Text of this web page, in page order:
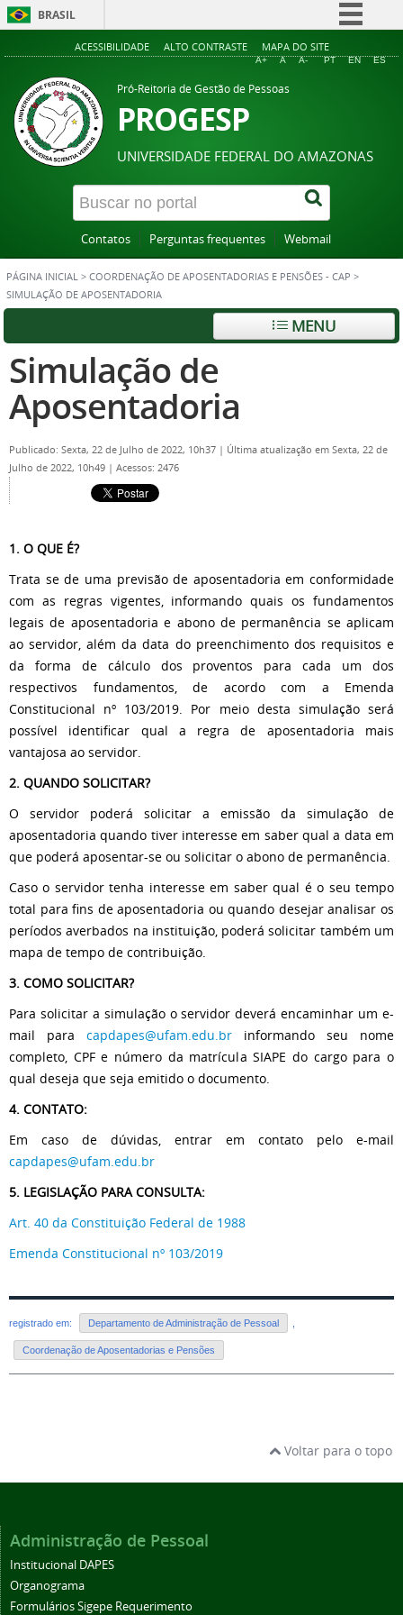
BRASIL
Simplifique!
Acesso à informação
Legislação
Canais
ACESSIBILIDADE ALTO CONTRASTE MAPA DO SITE
A+ A A- PT EN ES
Pró-Reitoria de Gestão de Pessoas
PROGESP
UNIVERSIDADE FEDERAL DO AMAZONAS
Contatos Perguntas frequentes Webmail
PÁGINA INICIAL > COORDENAÇÃO DE APOSENTADORIAS E PENSÕES - CAP >
SIMULAÇÃO DE APOSENTADORIA
MENU
Simulação de
Aposentadoria
Publicado: Sexta, 22 de Julho de 2022, 10h37 | Última atualização em Sexta, 22 de
Julho de 2022, 10h49 | Acessos: 2476
1. O QUE É?
Trata se de uma previsão de aposentadoria em conformidade
com as regras vigentes, informando quais os fundamentos
legais de aposentadoria e abono de permanência se aplicam
ao servidor, além da data do preenchimento dos requisitos e
da forma de cálculo dos proventos para cada um dos
respectivos fundamentos, de acordo com a Emenda
Constitucional nº 103/2019. Por meio desta simulação será
possível identificar qual a regra de aposentadoria mais
vantajosa ao servidor.
2. QUANDO SOLICITAR?
O servidor poderá solicitar a emissão da simulação de
aposentadoria quando tiver interesse em saber qual a data em
que poderá aposentar-se ou solicitar o abono de permanência.
Caso o servidor tenha interesse em saber qual é o seu tempo
total para fins de aposentadoria ou quando desejar analisar os
períodos averbados na instituição, poderá solicitar também um
mapa de tempo de contribuição.
3. COMO SOLICITAR?
Para solicitar a simulação o servidor deverá encaminhar um e-
mail para capdapes@ufam.edu.br informando seu nome
completo, CPF e número da matrícula SIAPE do cargo para o
qual deseja que seja emitido o documento.
4. CONTATO:
Em caso de dúvidas, entrar em contato pelo e-mail
capdapes@ufam.edu.br
5. LEGISLAÇÃO PARA CONSULTA:
Art. 40 da Constituição Federal de 1988
Emenda Constitucional nº 103/2019
registrado em: Departamento de Administração de Pessoal
Coordenação de Aposentadorias e Pensões
Voltar para o topo
Administração de Pessoal
Institucional DAPES
Organograma
Formulários Sigepe Requerimento